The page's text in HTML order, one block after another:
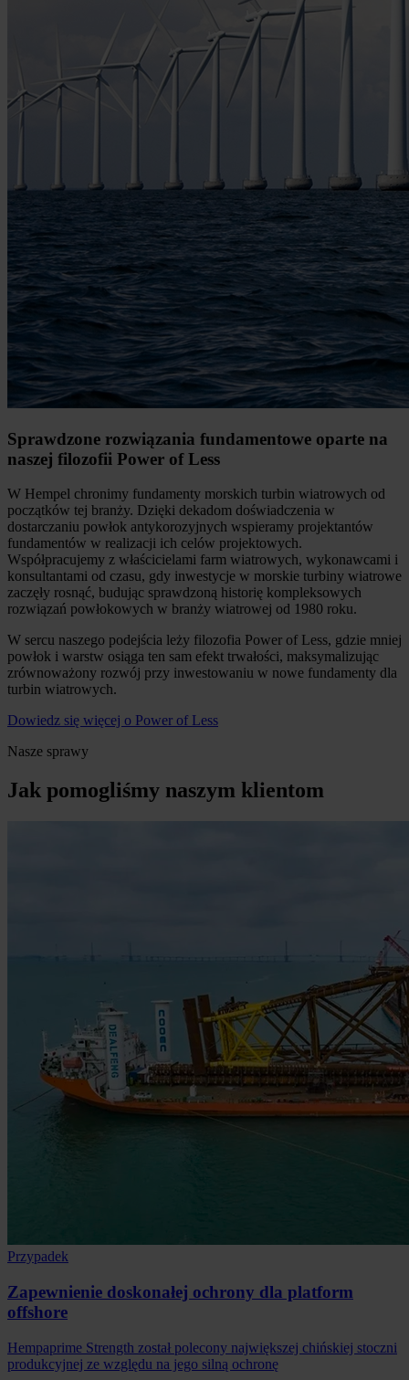
Sprawdzone rozwiązania fundamentowe oparte na
naszej filozofii Power of Less
W Hempel chronimy fundamenty morskich turbin wiatrowych od
początków tej branży. Dzięki dekadom doświadczenia w
dostarczaniu powłok antykorozyjnych wspieramy projektantów
fundamentów w realizacji ich celów projektowych.
Współpracujemy z właścicielami farm wiatrowych, wykonawcami i
konsultantami od czasu, gdy inwestycje w morskie turbiny wiatrowe
zaczęły rosnąć, budując sprawdzoną historię kompleksowych
rozwiązań powłokowych w branży wiatrowej od 1980 roku.
W sercu naszego podejścia leży filozofia Power of Less, gdzie mniej
powłok i warstw osiąga ten sam efekt trwałości, maksymalizując
zrównoważony rozwój przy inwestowaniu w nowe fundamenty dla
turbin wiatrowych.
Dowiedz się więcej o Power of Less
Nasze sprawy
Jak pomogliśmy naszym klientom
Przypadek
Zapewnienie doskonałej ochrony dla platform
offshore
Hempaprime Strength został polecony największej chińskiej stoczni
produkcyjnej ze względu na jego silną ochronę